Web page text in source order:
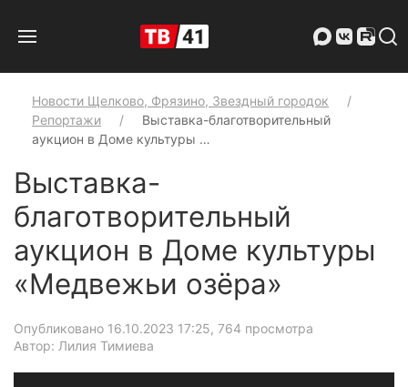
Новости Щелково, Фрязино, Звездный городок
Репортажи
Выставка-благотворительный
аукцион в Доме культуры …
Выставка-
благотворительный
аукцион в Доме культуры
«Медвежьи озёра»
Опубликовано 16.10.2023 17:25, 764 просмотра
Автор: Лилия Тимиева